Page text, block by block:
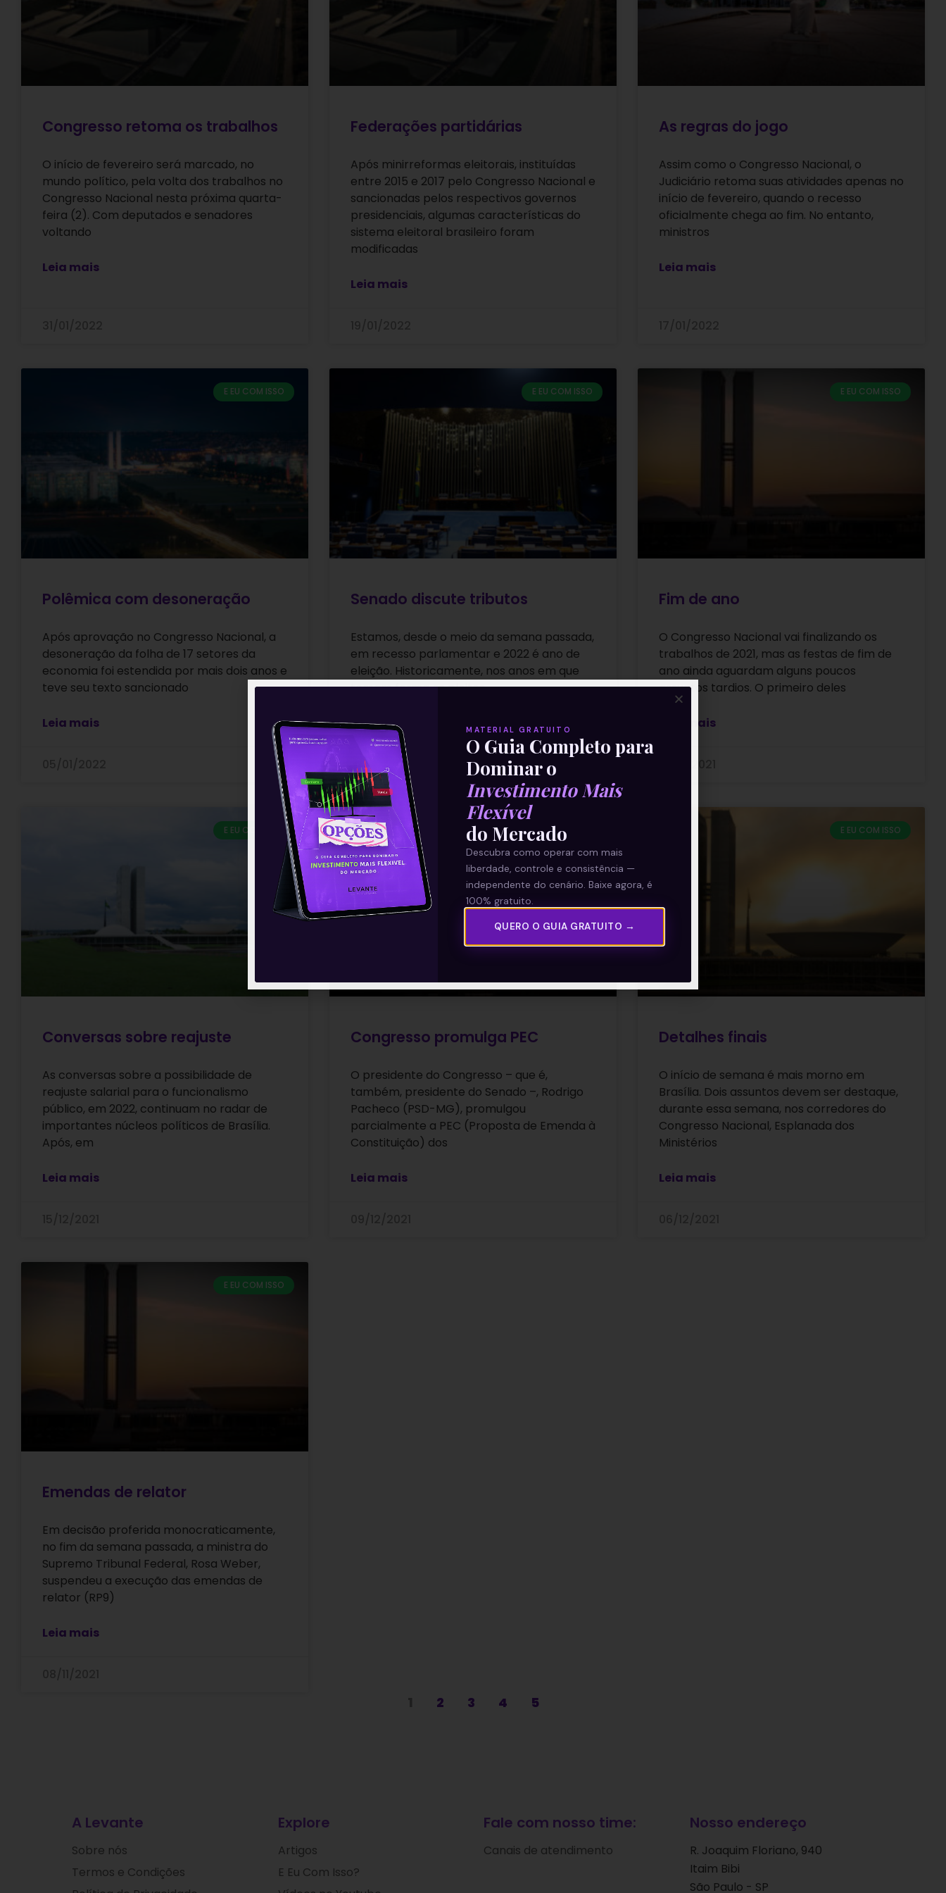
Congresso retoma os trabalhos
O início de fevereiro será marcado, no
mundo político, pela volta dos trabalhos no
Congresso Nacional nesta próxima quarta-
feira (2). Com deputados e senadores
voltando
Leia mais
Federações partidárias
Após minirreformas eleitorais, instituídas
entre 2015 e 2017 pelo Congresso Nacional e
sancionadas pelos respectivos governos
presidenciais, algumas características do
sistema eleitoral brasileiro foram
modificadas
Leia mais
As regras do jogo
Assim como o Congresso Nacional, o
Judiciário retoma suas atividades apenas no
início de fevereiro, quando o recesso
oficialmente chega ao fim. No entanto,
ministros
Leia mais
E EU COM ISSO
Polêmica com desoneração
Após aprovação no Congresso Nacional, a
desoneração da folha de 17 setores da
economia foi estendida por mais dois anos e
teve seu texto sancionado
Leia mais
E EU COM ISSO
Senado discute tributos
Estamos, desde o meio da semana passada,
em recesso parlamentar e 2022 é ano de
eleição. Historicamente, nos anos em que
tomam forma os pleitos
Leia mais
27/12/2021
E EU COM ISSO
Fim de ano
O Congresso Nacional vai finalizando os
trabalhos de 2021, mas as festas de fim de
ano ainda aguardam alguns poucos
assuntos tardios. O primeiro deles
Leia mais
E EU COM ISSO
Conversas sobre reajuste
As conversas sobre a possibilidade de
reajuste salarial para o funcionalismo
público, em 2022, continuam no radar de
importantes núcleos políticos de Brasília.
Após, em
Leia mais
E EU COM ISSO
Congresso promulga PEC
O presidente do Congresso – que é,
também, presidente do Senado –, Rodrigo
Pacheco (PSD-MG), promulgou
parcialmente a PEC (Proposta de Emenda à
Constituição) dos
Leia mais
E EU COM ISSO
Detalhes finais
O início de semana é mais morno em
Brasília. Dois assuntos devem ser destaque,
durante essa semana, nos corredores do
Congresso Nacional, Esplanada dos
Ministérios
Leia mais
E EU COM ISSO
Emendas de relator
Em decisão proferida monocraticamente,
no fim da semana passada, a ministra do
Supremo Tribunal Federal, Rosa Weber,
suspendeu a execução das emendas de
relator (RP9)
Leia mais
2 3 4 5
A Levante
Sobre nós
Termos e Condições
Explore
Artigos
E Eu Com Isso?
Fale com nosso time:
Canais de atendimento
Nosso endereço
R. Joaquim Floriano, 940
Itaim Bibi
São Paulo - SP
MATERIAL GRATUITO
O Guia Completo para
Dominar o
Investimento Mais
Flexível
do Mercado
Descubra como operar com mais
liberdade, controle e consistência —
independente do cenário. Baixe agora, é
100% gratuito.
QUERO O GUIA GRATUITO →